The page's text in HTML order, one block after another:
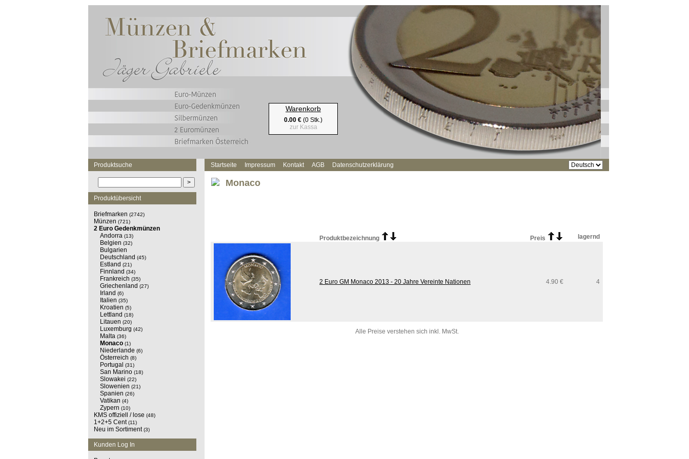
Warenkorb
0.00 € (0 Stk.)
zur Kassa
Produktsuche
Produktübersicht
Briefmarken (2742)
Münzen (721)
2 Euro Gedenkmünzen
Andorra (13)
Belgien (32)
Bulgarien
Deutschland (45)
Estland (21)
Finnland (34)
Frankreich (35)
Griechenland (27)
Irland (6)
Italien (35)
Kroatien (5)
Lettland (18)
Litauen (20)
Luxemburg (42)
Malta (36)
Monaco (1)
Niederlande (6)
Österreich (8)
Portugal (31)
San Marino (18)
Slowakei (22)
Slowenien (21)
Spanien (26)
Vatikan (4)
Zypern (10)
KMS offiziell / lose (48)
1+2+5 Cent (11)
Neu im Sortiment (3)
Kunden Log In
Startseite Impressum Kontakt AGB Datenschutzerklärung
Monaco
Produktbezeichnung Preis lagernd
2 Euro GM Monaco 2013 - 20 Jahre Vereinte Nationen 4.90 € 4
Alle Preise verstehen sich inkl. MwSt.